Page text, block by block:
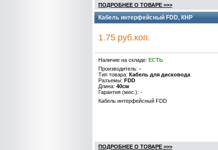
ПОДРОБНЕЕ О ТОВАРЕ >>>
Кабель интерфейсный FDD, КНР
1.75 руб.коп.
Наличие на складе: ЕСТЬ
Производитель: -
Тип товара: Кабель для дисковода
Разъемы: FDD
Длина: 40см
Гарантия (мес.): -
Кабель интерфейсный FDD
ПОДРОБНЕЕ О ТОВАРЕ >>>